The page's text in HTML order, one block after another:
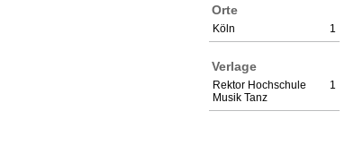
Orte
1
Köln
Verlage
1
Rektor Hochschule
Musik Tanz